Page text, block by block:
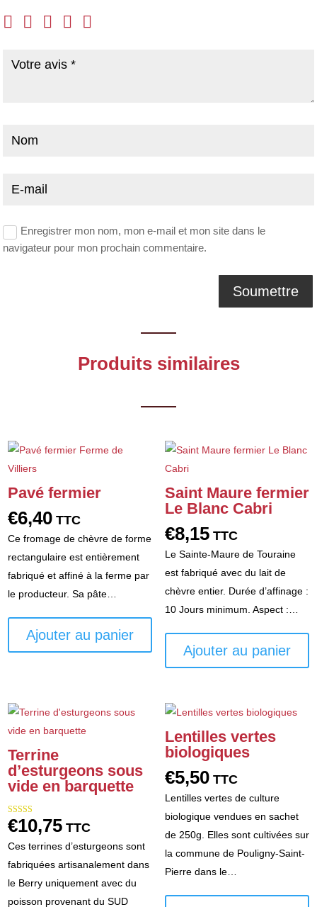
Enregistrer mon nom, mon e-mail et mon site dans le
navigateur pour mon prochain commentaire.
Produits similaires
Pavé fermier
€6,40 TTC
Ce fromage de chèvre de forme
rectangulaire est entièrement
fabriqué et affiné à la ferme par
le producteur. Sa pâte…
Ajouter au panier
Saint Maure fermier
Le Blanc Cabri
€8,15 TTC
Le Sainte-Maure de Touraine
est fabriqué avec du lait de
chèvre entier. Durée d’affinage :
10 Jours minimum. Aspect :…
Ajouter au panier
Terrine
d’esturgeons sous
vide en barquette
Note
5.00
€10,75 TTC
Ces terrines d’esturgeons sont
fabriquées artisanalement dans
le Berry uniquement avec du
poisson provenant du SUD
Lentilles vertes
biologiques
€5,50 TTC
Lentilles vertes de culture
biologique vendues en sachet
de 250g. Elles sont cultivées sur
la commune de Pouligny-Saint-
Pierre dans le…